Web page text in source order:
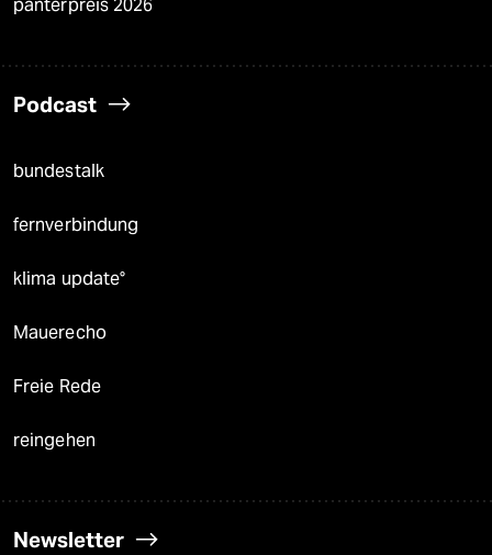
panterpreis 2026
Podcast
bundestalk
fernverbindung
klima update°
Mauerecho
Freie Rede
reingehen
Newsletter